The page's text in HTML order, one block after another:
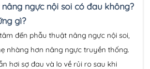
ngực nội soi có đau không?
gì?
đến phẫu thuật nâng ngực nội soi,
nhàng hơn nâng ngực truyền thống.
hơi sợ đau và lo về rủi ro sau khi